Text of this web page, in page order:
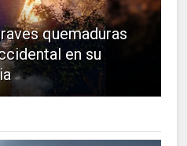
quemaduras
en su